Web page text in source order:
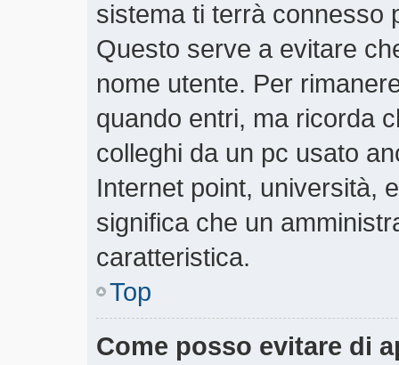
sistema ti terrà connesso
Questo serve a evitare
nome utente. Per
quando entri, ma ricorda
colleghi da un pc usato
Internet point, università,
significa che un
caratteristica.
Top
Come posso evitare di